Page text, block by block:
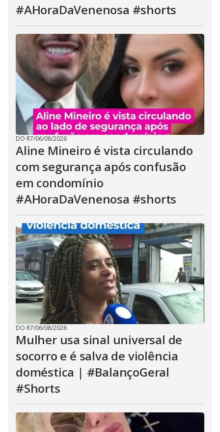
#AHoraDaVenenosa #shorts
DO R7/06/08/2026
Aline Mineiro é vista circulando
com segurança após confusão
em condomínio
#AHoraDaVenenosa #shorts
DO R7/06/08/2026
Mulher usa sinal universal de
socorro e é salva de violência
doméstica | #BalançoGeral
#Shorts